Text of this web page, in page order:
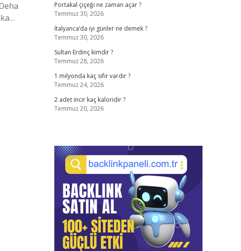
Portakal çiçeği ne zaman açar ?
Temmuz 30, 2026
İtalyanca’da iyi günler ne demek ?
Temmuz 30, 2026
Sultan Erdinç kimdir ?
Temmuz 28, 2026
1 milyonda kaç sıfır vardır ?
Temmuz 24, 2026
2 adet incir kaç kaloridir ?
Temmuz 20, 2026